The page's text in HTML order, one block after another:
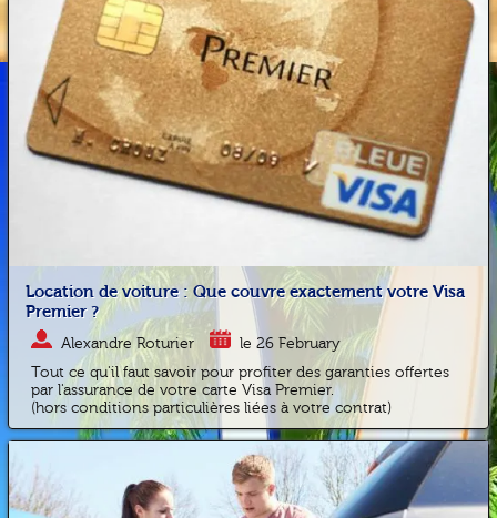
Location de voiture : Que couvre exactement votre Visa
Premier ?
Alexandre Roturier
le 26 February
Tout ce qu'il faut savoir pour profiter des garanties offertes
par l'assurance de votre carte Visa Premier.
(hors conditions particulières liées à votre contrat)